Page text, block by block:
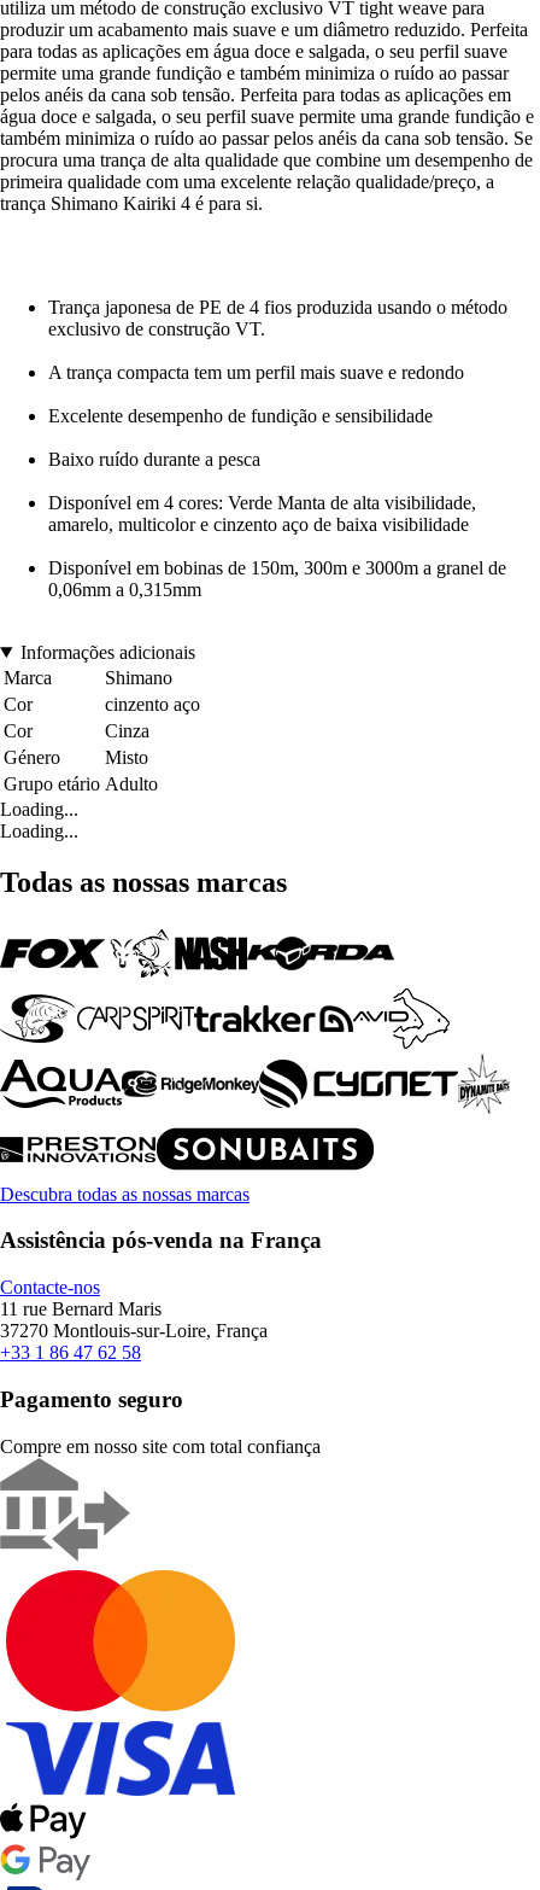
utiliza um método de construção exclusivo VT tight weave para
produzir um acabamento mais suave e um diâmetro reduzido. Perfeita
para todas as aplicações em água doce e salgada, o seu perfil suave
permite uma grande fundição e também minimiza o ruído ao passar
pelos anéis da cana sob tensão. Perfeita para todas as aplicações em
água doce e salgada, o seu perfil suave permite uma grande fundição e
também minimiza o ruído ao passar pelos anéis da cana sob tensão. Se
procura uma trança de alta qualidade que combine um desempenho de
primeira qualidade com uma excelente relação qualidade/preço, a
trança Shimano Kairiki 4 é para si.
Trança japonesa de PE de 4 fios produzida usando o método
exclusivo de construção VT.
A trança compacta tem um perfil mais suave e redondo
Excelente desempenho de fundição e sensibilidade
Baixo ruído durante a pesca
Disponível em 4 cores: Verde Manta de alta visibilidade,
amarelo, multicolor e cinzento aço de baixa visibilidade
Disponível em bobinas de 150m, 300m e 3000m a granel de
0,06mm a 0,315mm
Informações adicionais
Marca
Shimano
Cor
cinzento aço
Cor
Cinza
Género
Misto
Grupo etário Adulto
Loading...
Loading...
Todas as nossas marcas
Descubra todas as nossas marcas
Assistência pós-venda na França
Contacte-nos
11 rue Bernard Maris
37270 Montlouis-sur-Loire, França
+33 1 86 47 62 58
Pagamento seguro
Compre em nosso site com total confiança